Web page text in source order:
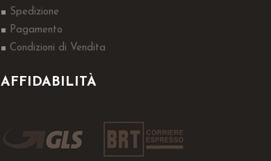
Spedizione
Pagamento
Condizioni di Vendita
AFFIDABILITÀ